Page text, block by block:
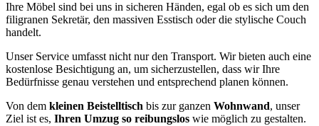
Ihre Möbel sind bei uns in sicheren Händen, egal ob es sich um den
filigranen Sekretär, den massiven Esstisch oder die stylische Couch
handelt.
Unser Service umfasst nicht nur den Transport. Wir bieten auch eine
kostenlose Besichtigung an, um sicherzustellen, dass wir Ihre
Bedürfnisse genau verstehen und entsprechend planen können.
Von dem kleinen Beistelltisch bis zur ganzen Wohnwand, unser
Ziel ist es, Ihren Umzug so reibungslos wie möglich zu gestalten.